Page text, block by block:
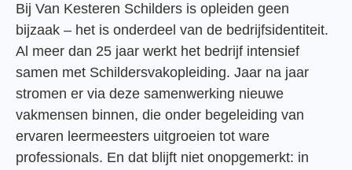
Bij Van Kesteren Schilders is opleiden geen
bijzaak – het is onderdeel van de bedrijfsidentiteit.
Al meer dan 25 jaar werkt het bedrijf intensief
samen met Schildersvakopleiding. Jaar na jaar
stromen er via deze samenwerking nieuwe
vakmensen binnen, die onder begeleiding van
ervaren leermeesters uitgroeien tot ware
professionals. En dat blijft niet onopgemerkt: in